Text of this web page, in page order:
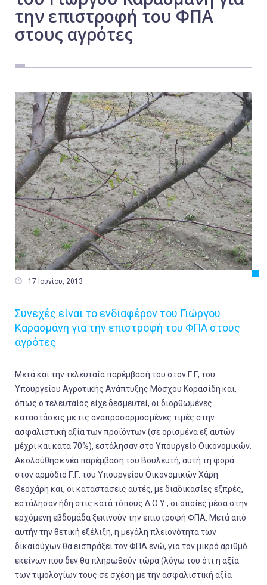
την επιστροφή του ΦΠΑ
στους αγρότες
 17 Ιουνίου, 2013
Συνεχές είναι το ενδιαφέρον του Γιώργου
Καρασμάνη για την επιστροφή του ΦΠΑ στους
αγρότες
Μετά και την τελευταία παρέμβασή του στον Γ.Γ, του
Υπουργείου Αγροτικής Ανάπτυξης Μόσχου Κορασίδη και,
όπως ο τελευταίος είχε δεσμευτεί, οι διορθωμένες
καταστάσεις με τις αναπροσαρμοσμένες τιμές στην
ασφαλιστική αξία των προϊόντων (σε ορισμένα εξ αυτών
μέχρι και κατά 70%), εστάλησαν στο Υπουργείο Οικονομικών.
Ακολούθησε νέα παρέμβαση του Βουλευτή, αυτή τη φορά
στον αρμόδιο Γ.Γ. του Υπουργείου Οικονομικών Χάρη
Θεοχάρη και, οι καταστάσεις αυτές, με διαδικασίες εξπρές,
εστάλησαν ήδη στις κατά τόπους Δ.Ο.Υ., οι οποίες μέσα στην
ερχόμενη εβδομάδα ξεκινούν την επιστροφή ΦΠΑ. Μετά από
αυτήν την θετική εξέλιξη, η μεγάλη πλειονότητα των
δικαιούχων θα εισπράξει τον ΦΠΑ ενώ, για τον μικρό αριθμό
εκείνων που δεν θα πληρωθούν τώρα (λόγω του ότι η αξία
των τιμολογίων τους σε σχέση με την ασφαλιστική αξία
Εργασία
Ελλάδα
Αγροτικά
Οικονομία
Πολιτική
Αθλητικά
Αστυνομικό Δελτίο